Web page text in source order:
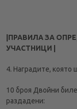
|ПРАВИЛА ЗА
УЧАСТНИЦИ |
4. Наградите, която
10 броя Двойни
раздадени: